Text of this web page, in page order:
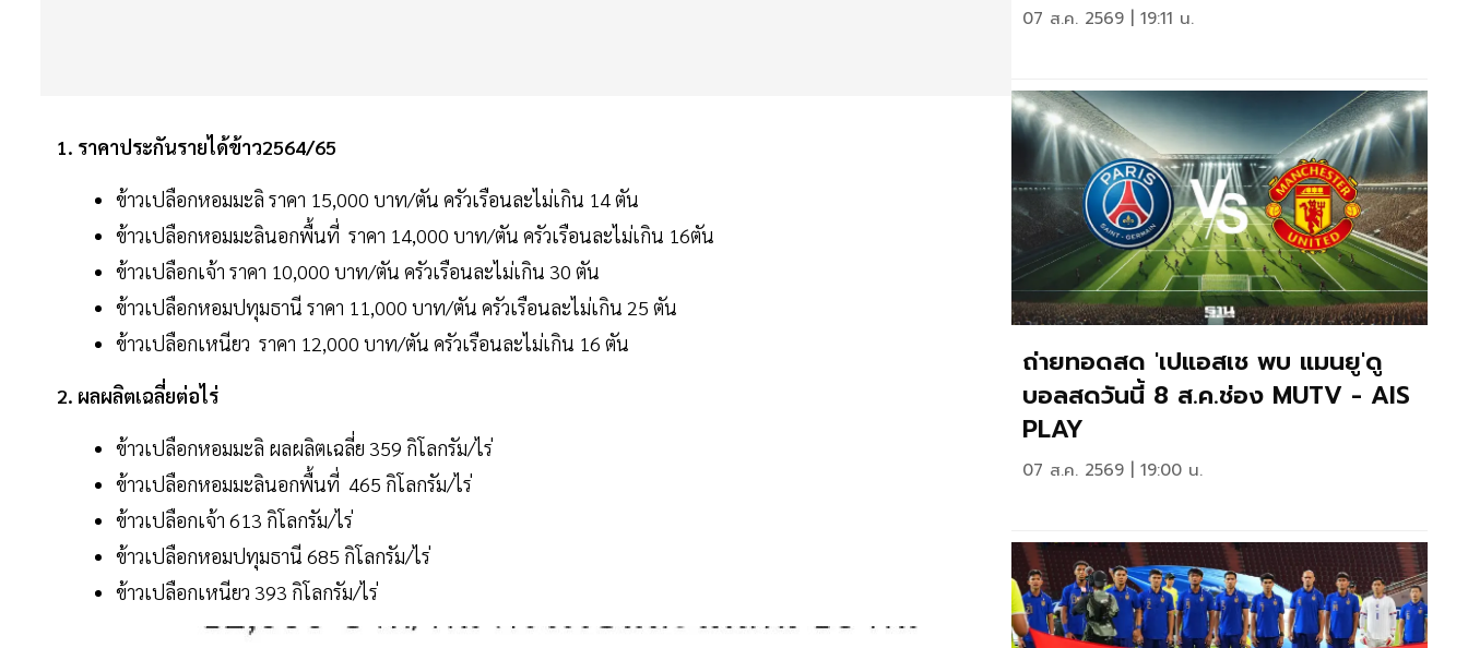
1. ราคาประกันรายได้ข้าว2564/65
ข้าวเปลือกหอมมะลิ ราคา 15,000 บาท/ตัน ครัวเรือนละไม่เกิน 14 ตัน
ข้าวเปลือกหอมมะลินอกพื้นที่ ราคา 14,000 บาท/ตัน ครัวเรือนละไม่เกิน 16ตัน
ข้าวเปลือกเจ้า ราคา 10,000 บาท/ตัน ครัวเรือนละไม่เกิน 30 ตัน
ข้าวเปลือกหอมปทุมธานี ราคา 11,000 บาท/ตัน ครัวเรือนละไม่เกิน 25 ตัน
ข้าวเปลือกเหนียว ราคา 12,000 บาท/ตัน ครัวเรือนละไม่เกิน 16 ตัน
2. ผลผลิตเฉลี่ยต่อไร่
ข้าวเปลือกหอมมะลิ ผลผลิตเฉลี่ย 359 กิโลกรัม/ไร่
ข้าวเปลือกหอมมะลินอกพื้นที่ 465 กิโลกรัม/ไร่
ข้าวเปลือกเจ้า 613 กิโลกรัม/ไร่
ข้าวเปลือกหอมปทุมธานี 685 กิโลกรัม/ไร่
ข้าวเปลือกเหนียว 393 กิโลกรัม/ไร่
07 ส.ค. 2569 | 19:11 น.
ถ่ายทอดสด 'เปแอสเช พบ แมนยู'ดู
บอลสดวันนี้ 8 ส.ค.ช่อง MUTV - AIS
PLAY
07 ส.ค. 2569 | 19:00 น.